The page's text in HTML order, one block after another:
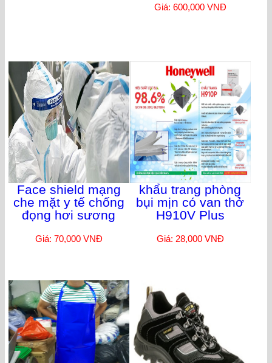
Giá: 600,000 VNĐ
Face shield mạng
che mặt y tế chống
đọng hơi sương
Giá: 70,000 VNĐ
khẩu trang phòng
bụi mịn có van thở
H910V Plus
Giá: 28,000 VNĐ